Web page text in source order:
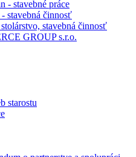
- stavebné práce
stavebná činnosť
stavebná činnosť
GROUP s.r.o.
starostu